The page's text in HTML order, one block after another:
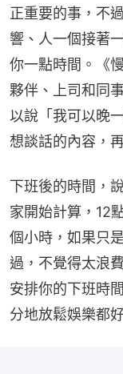
正重要的事，不
響、人一個接著
你一點時間。《
夥伴、上司和同
以說「我可以晚
想談話的內容，
下班後的時間，
家開始計算，12
個小時，如果只
過，不覺得太浪
安排你的下班時
分地放鬆娛樂都